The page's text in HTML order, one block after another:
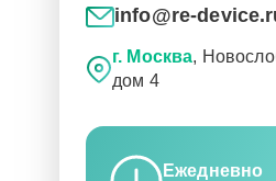
info@re-
г. Москва,
дом 4
Ежедневно